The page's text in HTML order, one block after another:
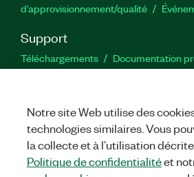
d’approvisionnement/qualité
Support
Téléchargements Documentation
Notre site Web utilise des
technologies similaires. Vous
la collecte et à l’utilisation
Politique de confidentialitéet